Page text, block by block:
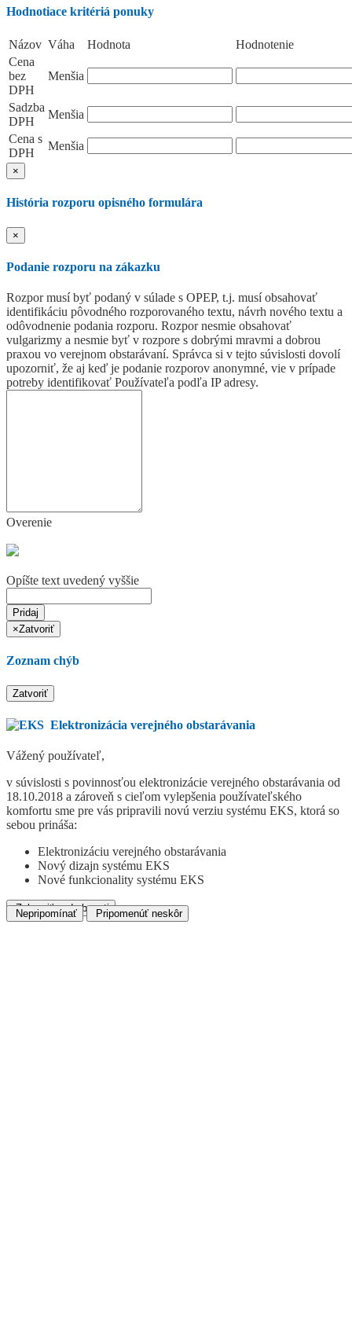
Hodnotiace kritériá ponuky
Názov Váha Hodnota
Hodnotenie
Cena
bez
DPH
Menšia
Sadzba
DPH
Menšia
Cena s
DPH
Menšia
×
História rozporu opisného formulára
×
Podanie rozporu na zákazku
Rozpor musí byť podaný v súlade s OPEP, t.j. musí obsahovať
identifikáciu pôvodného rozporovaného textu, návrh nového textu a
odôvodnenie podania rozporu. Rozpor nesmie obsahovať
vulgarizmy a nesmie byť v rozpore s dobrými mravmi a dobrou
praxou vo verejnom obstarávaní. Správca si v tejto súvislosti dovolí
upozorniť, že aj keď je podanie rozporov anonymné, vie v prípade
potreby identifikovať Používateľa podľa IP adresy.
Overenie
Opíšte text uvedený vyššie
Pridaj
×Zatvoriť
Zoznam chýb
Zatvoriť
Elektronizácia verejného obstarávania
Vážený používateľ,
v súvislosti s povinnosťou elektronizácie verejného obstarávania od
18.10.2018 a zároveň s cieľom vylepšenia používateľského
komfortu sme pre vás pripravili novú verziu systému EKS, ktorá so
sebou prináša:
Elektronizáciu verejného obstarávania
Nový dizajn systému EKS
Nové funkcionality systému EKS
Zobraziť podrobnosti
Nepripomínať Pripomenúť neskôr